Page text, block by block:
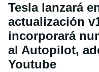
Tesla lanzará
actualización
incorporará
al Autopilot,
Youtube